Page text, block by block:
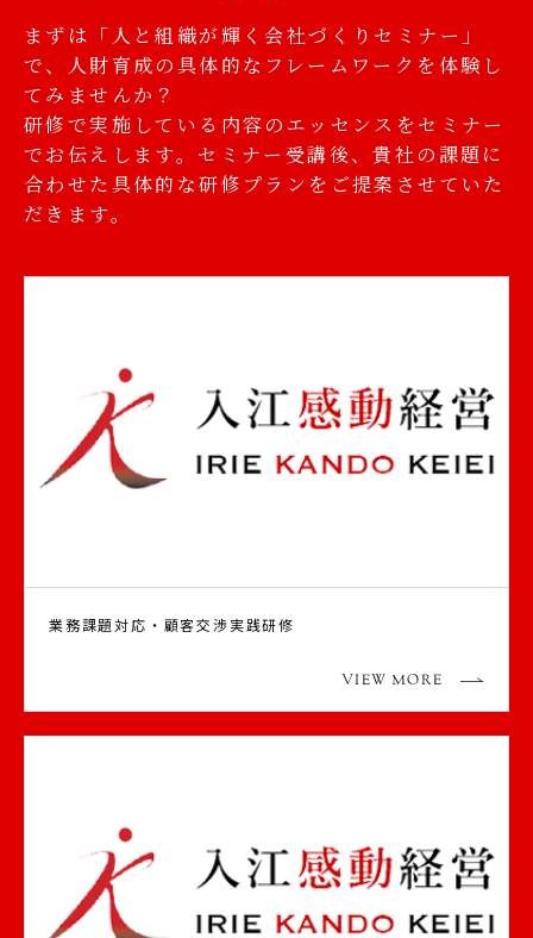
まずは「人と組織が輝く会社づくりセミナー」
で、人財育成の具体的なフレームワークを体験し
てみませんか？
研修で実施している内容のエッセンスをセミナー
でお伝えします。セミナー受講後、貴社の課題に
合わせた具体的な研修プランをご提案させていた
だきます。
業務課題対応・顧客交渉実践研修
VIEW MORE